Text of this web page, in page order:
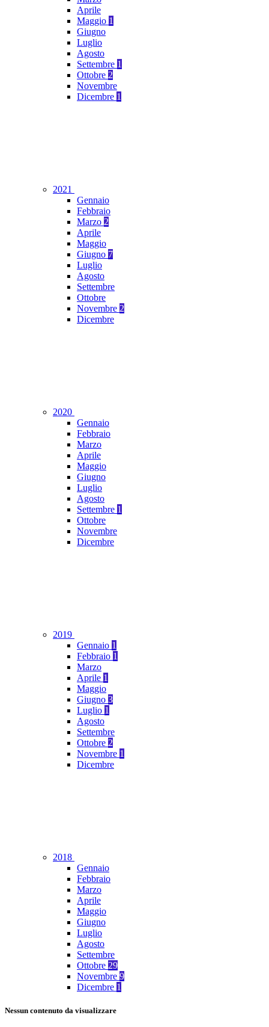
Aprile
Maggio 1
Giugno
Luglio
Agosto
Settembre 1
Ottobre 2
Novembre
Dicembre 1
2021
Gennaio
Febbraio
Marzo 2
Aprile
Maggio
Giugno 7
Luglio
Agosto
Settembre
Ottobre
Novembre 2
Dicembre
2020
Gennaio
Febbraio
Marzo
Aprile
Maggio
Giugno
Luglio
Agosto
Settembre 1
Ottobre
Novembre
Dicembre
2019
Gennaio 1
Febbraio 1
Marzo
Aprile 1
Maggio
Giugno 3
Luglio 1
Agosto
Settembre
Ottobre 2
Novembre 1
Dicembre
2018
Gennaio
Febbraio
Marzo
Aprile
Maggio
Giugno
Luglio
Agosto
Settembre
Ottobre 29
Novembre 9
Dicembre 1
Nessun contenuto da visualizzare